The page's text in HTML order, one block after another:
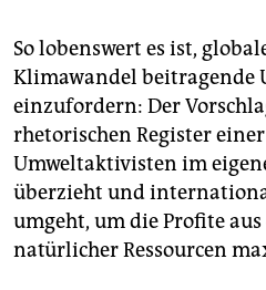
So lobenswert es ist,
Klimawandel beitragende
einzufordern: Der
rhetorischen Register
Umweltaktivisten im
überzieht und
umgeht, um die Profite
natürlicher Ressourcen